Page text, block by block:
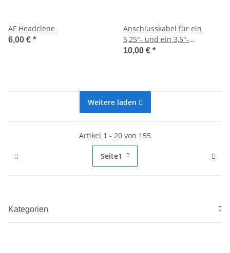
AF Headclene
6,00 € *
Anschlusskabel für ein
5,25"- und ein 3,5"-
Diskettenlaufwerke (FDD-
10,00 € *
Weitere laden
Artikel 1 - 20 von 155
Seite1
Kategorien